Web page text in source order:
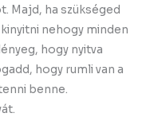
Majd, ha szükséged
nehogy minden
hogy nyitva
hogy rumli van a
benne.